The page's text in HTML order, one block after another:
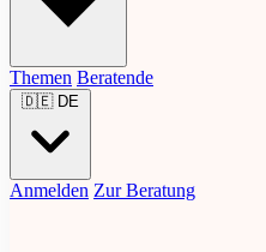
Themen Beratende
🇩🇪 DE
Anmelden Zur Beratung